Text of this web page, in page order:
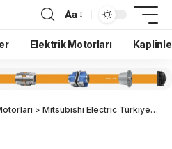
Aa
Elektrik Motorları
> Mitsubishi Electric Türkiye’ye yeni başkan